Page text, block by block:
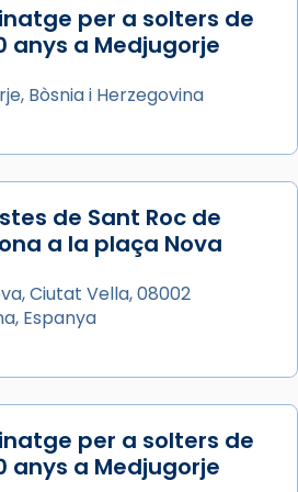
auxiliar de Barcelona,
de Barcelona
Juliana i
i màrtirs.
de sant Cugat, a
sorgeix la tradició
(“relatiu a Júlia”) i
a Semprònia =
seves. I l’any 1667, el
Roig, afirma en una obra
per a solters de
anys a Medjugorje
Bòsnia i Herzegovina
de Sant Roc de
a la plaça Nova
Ciutat Vella, 08002
Espanya
per a solters de
anys a Medjugorje